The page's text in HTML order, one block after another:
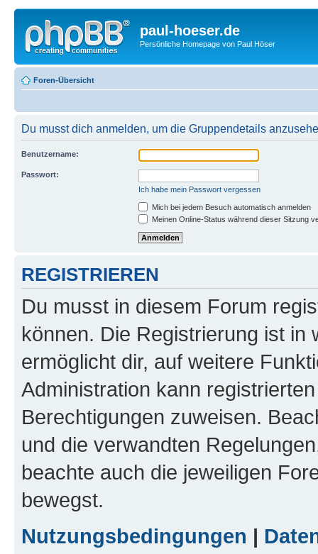
paul-hoeser.de
Persönliche Homepage von Paul Höser
Foren-Übersicht
Du musst dich anmelden, um die Gruppendetails
Benutzername:
Passwort:
Ich habe mein Passwort vergessen
Mich bei jedem Besuch automatisch anmelden
Meinen Online-Status während dieser Sitzung
REGISTRIEREN
Du musst in diesem Forum
können. Die Registrierung ist in
ermöglicht dir, auf weitere
Administration kann
Berechtigungen zuweisen.
und die verwandten
beachte auch die jeweiligen
bewegst.
Nutzungsbedingungen |